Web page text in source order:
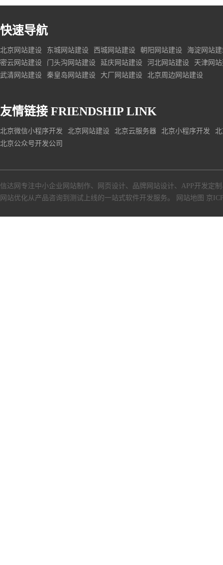
快速导航
北京网站建设 东城网站建设 西城网站建设 朝阳网站建设
海淀网站
密云网站建设
门头沟网站建设 延庆网站建设 河北网站建设
天津网
武清网站建设
秦皇岛网站建设 大厂网站建设 北京周边网站建设
友情链接 FRIENDSHIP LINK
北京微信小程序开发 北京网站建设 北京云服务器 北京小程序开发
北京公众号开发公司
信达网专注中小企业网站制作、 网页设计、 品牌网站设计、 APP开发定制
网站优化从产品咨询到测试上线的一站式软件开发服务。
网站地图 京